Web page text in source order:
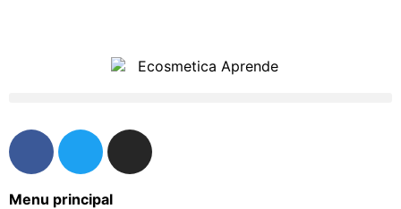
Menu principal